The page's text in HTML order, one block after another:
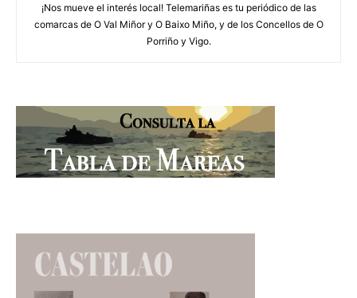
¡Nos mueve el interés local! Telemariñas es tu periódico de las
comarcas de O Val Miñor y O Baixo Miño, y de los Concellos de O
Porriño y Vigo.